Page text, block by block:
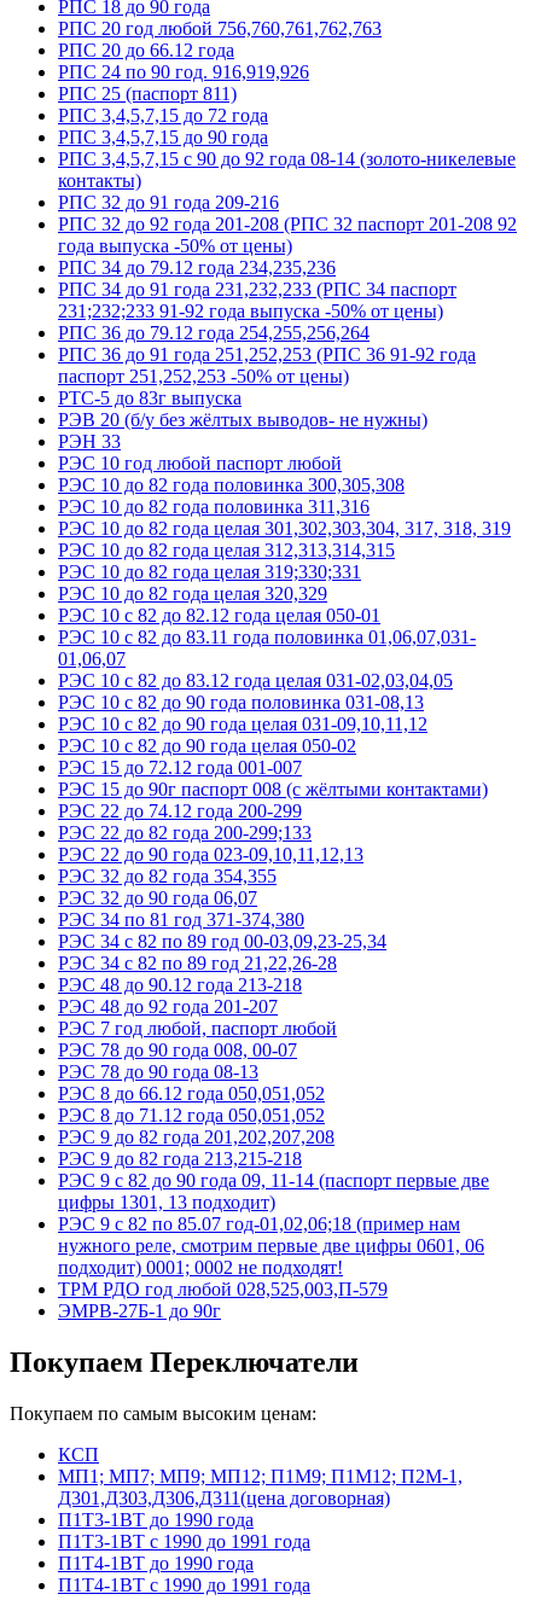
РПС 18 до 90 года
РПС 20 год любой 756,760,761,762,763
РПС 20 до 66.12 года
РПС 24 по 90 год. 916,919,926
РПС 25 (паспорт 811)
РПС 3,4,5,7,15 до 72 года
РПС 3,4,5,7,15 до 90 года
РПС 3,4,5,7,15 с 90 до 92 года 08-14 (золото-никелевые
контакты)
РПС 32 до 91 года 209-216
РПС 32 до 92 года 201-208 (РПС 32 паспорт 201-208 92
года выпуска -50% от цены)
РПС 34 до 79.12 года 234,235,236
РПС 34 до 91 года 231,232,233 (РПС 34 паспорт
231;232;233 91-92 года выпуска -50% от цены)
РПС 36 до 79.12 года 254,255,256,264
РПС 36 до 91 года 251,252,253 (РПС 36 91-92 года
паспорт 251,252,253 -50% от цены)
РТС-5 до 83г выпуска
РЭВ 20 (б/у без жёлтых выводов- не нужны)
РЭН 33
РЭС 10 год любой паспорт любой
РЭС 10 до 82 года половинка 300,305,308
РЭС 10 до 82 года половинка 311,316
РЭС 10 до 82 года целая 301,302,303,304, 317, 318, 319
РЭС 10 до 82 года целая 312,313,314,315
РЭС 10 до 82 года целая 319;330;331
РЭС 10 до 82 года целая 320,329
РЭС 10 с 82 до 82.12 года целая 050-01
РЭС 10 с 82 до 83.11 года половинка 01,06,07,031-
01,06,07
РЭС 10 с 82 до 83.12 года целая 031-02,03,04,05
РЭС 10 с 82 до 90 года половинка 031-08,13
РЭС 10 с 82 до 90 года целая 031-09,10,11,12
РЭС 10 с 82 до 90 года целая 050-02
РЭС 15 до 72.12 года 001-007
РЭС 15 до 90г паспорт 008 (с жёлтыми контактами)
РЭС 22 до 74.12 года 200-299
РЭС 22 до 82 года 200-299;133
РЭС 22 до 90 года 023-09,10,11,12,13
РЭС 32 до 82 года 354,355
РЭС 32 до 90 года 06,07
РЭС 34 по 81 год 371-374,380
РЭС 34 с 82 по 89 год 00-03,09,23-25,34
РЭС 34 с 82 по 89 год 21,22,26-28
РЭС 48 до 90.12 года 213-218
РЭС 48 до 92 года 201-207
РЭС 7 год любой, паспорт любой
РЭС 78 до 90 года 008, 00-07
РЭС 78 до 90 года 08-13
РЭС 8 до 66.12 года 050,051,052
РЭС 8 до 71.12 года 050,051,052
РЭС 9 до 82 года 201,202,207,208
РЭС 9 до 82 года 213,215-218
РЭС 9 с 82 до 90 года 09, 11-14 (паспорт первые две
цифры 1301, 13 подходит)
РЭС 9 с 82 по 85.07 год-01,02,06;18 (пример нам
нужного реле, смотрим первые две цифры 0601, 06
подходит) 0001; 0002 не подходят!
ТРМ РДО год любой 028,525,003,П-579
ЭМРВ-27Б-1 до 90г
Покупаем Переключатели
Покупаем по самым высоким ценам:
КСП
МП1; МП7; МП9; МП12; П1М9; П1М12; П2М-1,
Д301,Д303,Д306,Д311(цена договорная)
П1Т3-1ВТ до 1990 года
П1Т3-1ВТ с 1990 до 1991 года
П1Т4-1ВТ до 1990 года
П1Т4-1ВТ с 1990 до 1991 года